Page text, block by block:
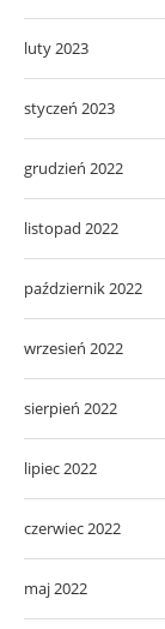
luty 2023
styczeń 2023
grudzień 2022
listopad 2022
październik 2022
wrzesień 2022
sierpień 2022
lipiec 2022
czerwiec 2022
maj 2022